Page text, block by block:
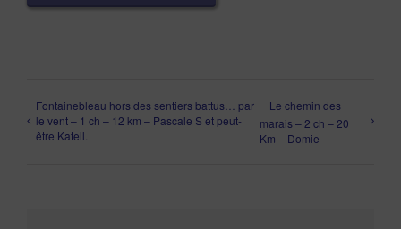
Fontainebleau hors des sentiers battus… par
le vent – 1 ch – 12 km – Pascale S et peut-
être Katell.
Le chemin des
marais – 2 ch – 20
Km – Domie